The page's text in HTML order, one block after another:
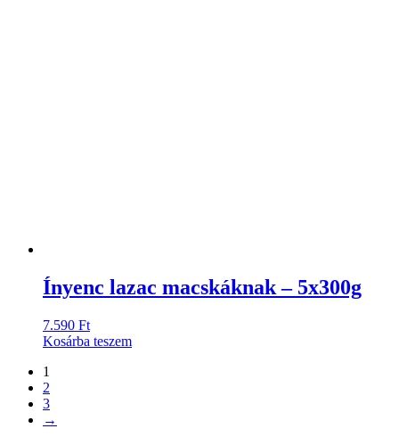
Ínyenc lazac macskáknak – 5x300g
7.590 Ft
Kosárba teszem
1
2
3
→